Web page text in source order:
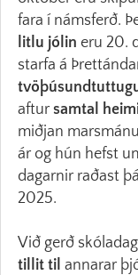
fara í námsferð.
litlu jólin eru 20.
starfa á
aftur samtal
miðjan
ár og hún hefst
dagarnir raðast þá
2025.
Við gerð
tillit til annarar